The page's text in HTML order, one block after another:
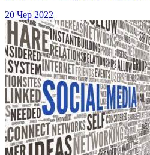
20 Чер 2022